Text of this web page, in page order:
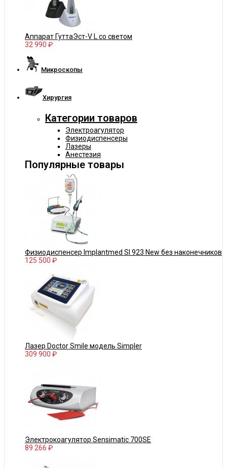
Аппарат ГуттаЭст-V L со светом
32 990 ₽
Микроскопы
Хирургия
Категории товаров
Электроагулятор
Физиодиспенсеры
Лазеры
Анестезия
Популярные товары
Физиодиспенсер Implantmed SI 923 New без наконечников
125 500 ₽
Лазер Doctor Smile модель Simpler
309 900 ₽
Электрокоагулятор Sensimatic 700SE
89 266 ₽